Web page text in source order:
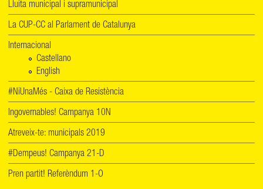
Lluita municipal i supramunicipal
La CUP-CC al Parlament de Catalunya
Internacional
Castellano
English
#NiUnaMés - Caixa de Resistència
Ingovernables! Campanya 10N
Atreveix-te: municipals 2019
#Dempeus! Campanya 21-D
Pren partit! Referèndum 1-O